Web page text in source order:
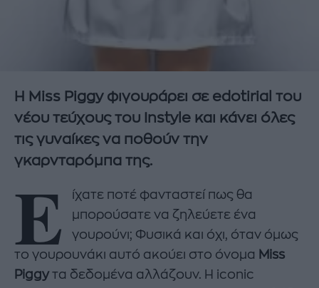
Η Miss Piggy φιγουράρει σε edotirial του
νέου τεύχους του Instyle και κάνει όλες
τις γυναίκες να ποθούν την
γκαρνταρόμπα της.
Ε
ίχατε ποτέ φανταστεί πως θα
μπορούσατε να ζηλεύετε ένα
γουρούνι; Φυσικά και όχι, όταν όμως
το γουρουνάκι αυτό ακούει στο όνομα Miss
Piggyτα δεδομένα αλλάζουν. Η iconic